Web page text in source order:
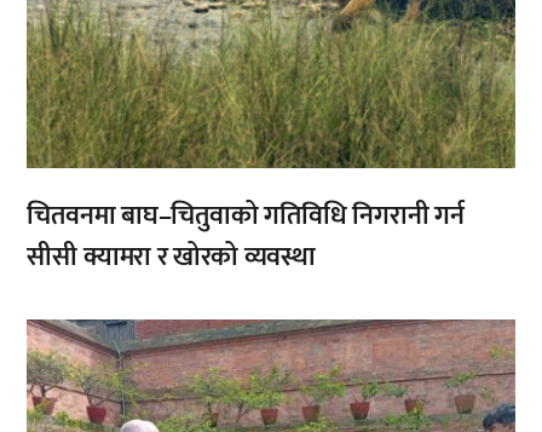
चितवनमा बाघ–चितुवाको गतिविधि निगरानी गर्न
सीसी क्यामरा र खोरको व्यवस्था